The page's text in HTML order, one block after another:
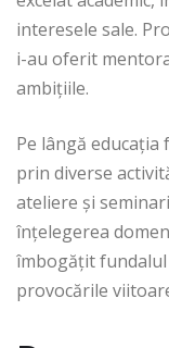
interesele sale.
i-au oferit
ambițiile.
Pe lângă
prin diverse
ateliere și
înțelegerea
îmbogățit
provocările